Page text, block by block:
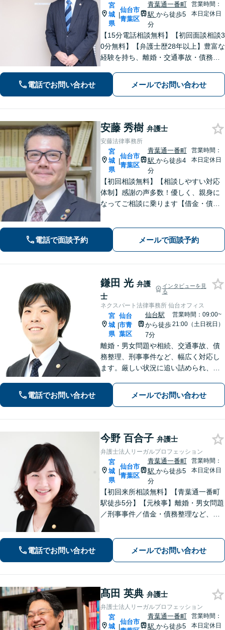
宮
城
県
|
仙台市
青葉区
青葉通一番町
駅 から徒歩5
分
営業時間：
本日定休日
【15分電話相談無料】【初回面談相談3
0分無料】【弁護士歴28年以上】豊富な
経験を持ち、離婚・交通事故・債務整
応。司法書士や税理士と連携。【青葉
通一番町駅5分】
電話でお問い合わせ メールでお問い合わせ
安藤 秀樹 弁護士
安藤法律事務所
宮
城
県
|
仙台市
青葉区
青葉通一番町
駅 から徒歩4
分
営業時間：
本日定休日
【初回相談無料】【相談しやすい対応
体制】感謝の声多数！優しく、親身に
なってご相談に乗ります【借金・債務
ートを【離婚問題】男性側からの相談
実績が豊富です【青葉通一番町駅4分】
電話で面談予約 メールで面談予約
鎌田 光 弁護
士
インタビューを見
る
ネクスパート法律事務所 仙台オフィス
宮
城
県
|
仙台
市青
葉区
仙台駅
から徒歩
7分
営業時間：09:00~
21:00（土日祝日）
離婚・男女問題や相続、交通事故、債
務整理、刑事事件など、幅広く対応し
ます。厳しい状況に追い詰められ、ご
し、笑顔で再出発できるよう、お気持
ちに寄り添いながら、解決まで全力で
電話でお問い合わせ メールでお問い合わせ
今野 百合子 弁護士
弁護士法人リーガルプロフェッション
宮
城
県
|
仙台市
青葉区
青葉通一番町
駅 から徒歩5
分
営業時間：
本日定休日
【初回来所相談無料】【青葉通一番町
駅徒歩5分】【元検事】離婚・男女問題
／刑事事件／借金・債務整理など、あ
い、最善の解決策へと導くことを最も
重視しています。お困りの方はご相談
電話でお問い合わせ メールでお問い合わせ
髙田 英典 弁護士
弁護士法人リーガルプロフェッション
宮
城 |
仙台市
青葉通一番町
駅 から徒歩5
営業時間：
本日定休日